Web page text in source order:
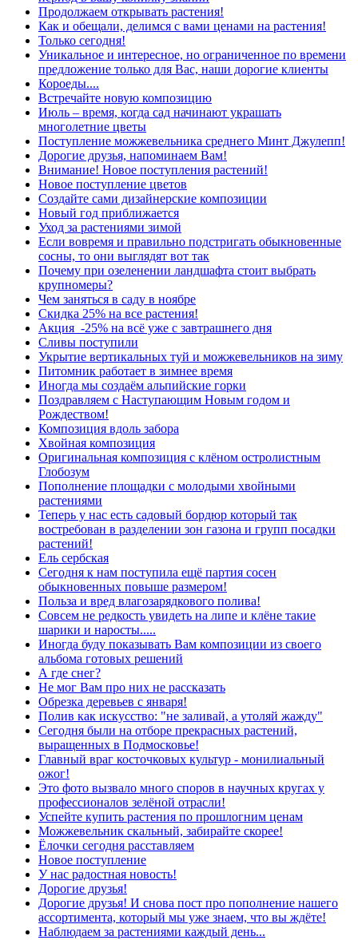
Продолжаем открывать растения!
Как и обещали, делимся с вами ценами на растения!
Только сегодня!
Уникальное и интересное, но ограниченное по времени
предложение только для Вас, наши дорогие клиенты
Короеды....
Встречайте новую композицию
Июль – время, когда сад начинают украшать
многолетние цветы
Поступление можжевельника среднего Минт Джулепп!
Дорогие друзья, напоминаем Вам!
Внимание! Новое поступления растений!
Новое поступление цветов
Создайте сами дизайнерские композиции
Новый год приближается
Уход за растениями зимой
Если вовремя и правильно подстригать обыкновенные
сосны, то они выглядят вот так
Почему при озеленении ландшафта стоит выбрать
крупномеры?
Чем заняться в саду в ноябре
Скидка 25% на все растения!
Акция -25% на всё уже с завтрашнего дня
Сливы поступили
Укрытие вертикальных туй и можжевельников на зиму
Питомник работает в зимнее время
Иногда мы создаём альпийские горки
Поздравляем с Наступающим Новым годом и
Рождеством!
Композиция вдоль забора
Хвойная композиция
Оригинальная композиция с клёном остролистным
Глобозум
Пополнение площадки с молодыми хвойными
растениями
Теперь у нас есть садовый бордюр который так
востребован в разделении зон газона и групп посадки
растений!
Ель сербская
Сегодня к нам поступила ещё партия сосен
обыкновенных повыше размером!
Польза и вред влагозарядкового полива!
Совсем не редкость увидеть на липе и клёне такие
шарики и наросты.....
Иногда буду показывать Вам композиции из своего
альбома готовых решений
А где снег?
Не мог Вам про них не рассказать
Обрезка деревьев с января!
Полив как искусство: "не заливай, а утоляй жажду"
Сегодня были на отборе прекрасных растений,
выращенных в Подмосковье!
Главный враг косточковых культур - монилиальный
ожог!
Это фото вызвало много споров в научных кругах у
профессионалов зелёной отрасли!
Успейте купить растения по прошлогним ценам
Можжевельник скальный, забирайте скорее!
Ёлочки сегодня расставляем
Новое поступление
У нас радостная новость!
Дорогие друзья!
Дорогие друзья! И снова пост про пополнение нашего
ассортимента, который мы уже знаем, что вы ждёте!
Наблюдаем за растениями каждый день...